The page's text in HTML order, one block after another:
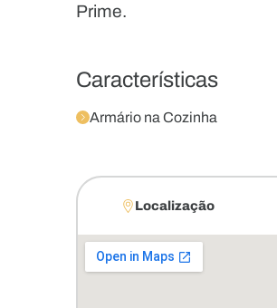
Prime.
Características
Armário na Cozinha
Localização